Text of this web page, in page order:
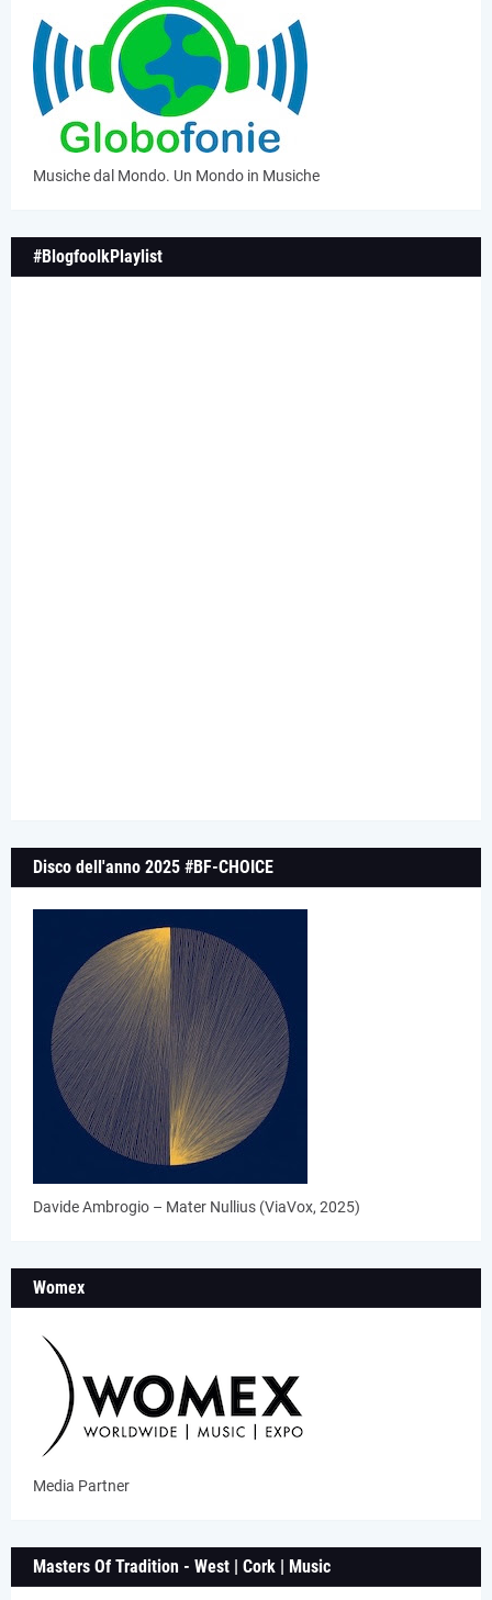
Musiche dal Mondo. Un Mondo in Musiche
#BlogfoolkPlaylist
Disco dell'anno 2025 #BF-CHOICE
Davide Ambrogio – Mater Nullius (ViaVox, 2025)
Womex
Media Partner
Masters Of Tradition - West | Cork | Music